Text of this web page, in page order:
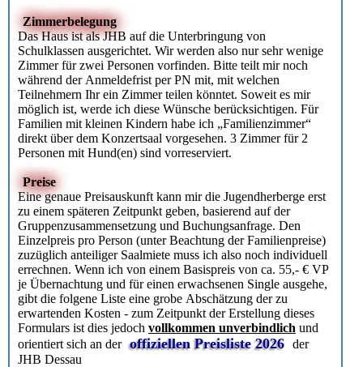
Zimmerbelegung
Das Haus ist als JHB auf die Unterbringung von
Schulklassen ausgerichtet. Wir werden also nur sehr wenige
Zimmer für zwei Personen vorfinden. Bitte teilt mir noch
während der Anmeldefrist per PN mit, mit welchen
Teilnehmern Ihr ein Zimmer teilen könntet. Soweit es mir
möglich ist, werde ich diese Wünsche berücksichtigen. Für
Familien mit kleinen Kindern habe ich „Familienzimmer“
direkt über dem Konzertsaal vorgesehen. 3 Zimmer für 2
Personen mit Hund(en) sind vorreserviert.
Preise
Eine genaue Preisauskunft kann mir die Jugendherberge erst
zu einem späteren Zeitpunkt geben, basierend auf der
Gruppenzusammensetzung und Buchungsanfrage. Den
Einzelpreis pro Person (unter Beachtung der Familienpreise)
zuzüglich anteiliger Saalmiete muss ich also noch individuell
errechnen. Wenn ich von einem Basispreis von ca. 55,- € VP
je Übernachtung und für einen erwachsenen Single ausgehe,
gibt die folgene Liste eine grobe Abschätzung der zu
erwartenden Kosten - zum Zeitpunkt der Erstellung dieses
Formulars ist dies jedoch vollkommen unverbindlich und
orientiert sich an der offiziellen Preisliste 2026 der
JHB Dessau